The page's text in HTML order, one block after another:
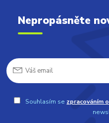
Nepropásněte
Souhlasím se zpracováním